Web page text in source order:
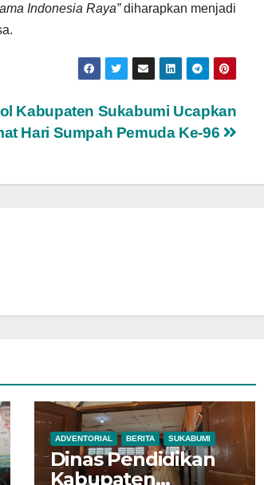
Indonesia Raya”diharapkan menjadi
Kabupaten Sukabumi Ucapkan
Hari Sumpah Pemuda Ke-96
ADVENTORIAL BERITA SUKABUMI
Dinas Pendidikan
Kabupaten